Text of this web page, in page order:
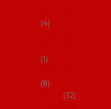
4
1
8
32